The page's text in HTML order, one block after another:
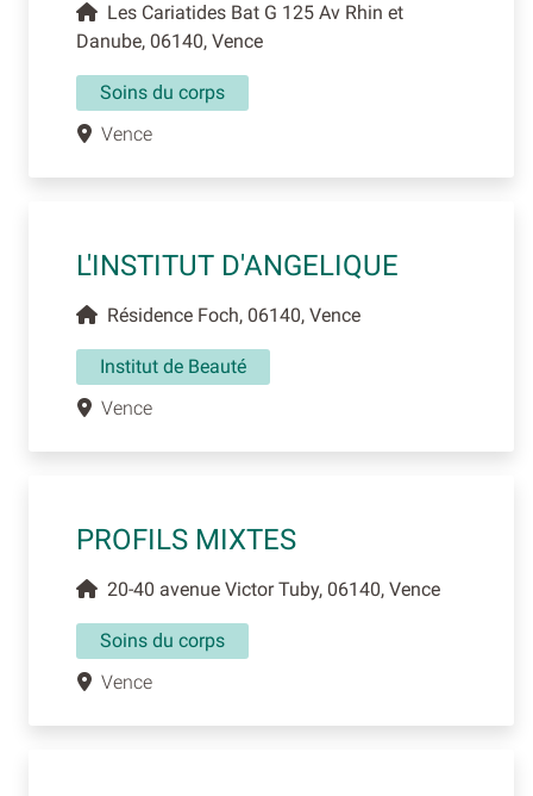
Les Cariatides Bat G 125 Av Rhin et
Danube, 06140, Vence
Soins du corps
Vence
L'INSTITUT D'ANGELIQUE
Résidence Foch, 06140, Vence
Institut de Beauté
Vence
PROFILS MIXTES
20-40 avenue Victor Tuby, 06140, Vence
Soins du corps
Vence